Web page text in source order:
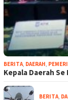
BERITA DAERAH
Kepala Daerah
BERITA